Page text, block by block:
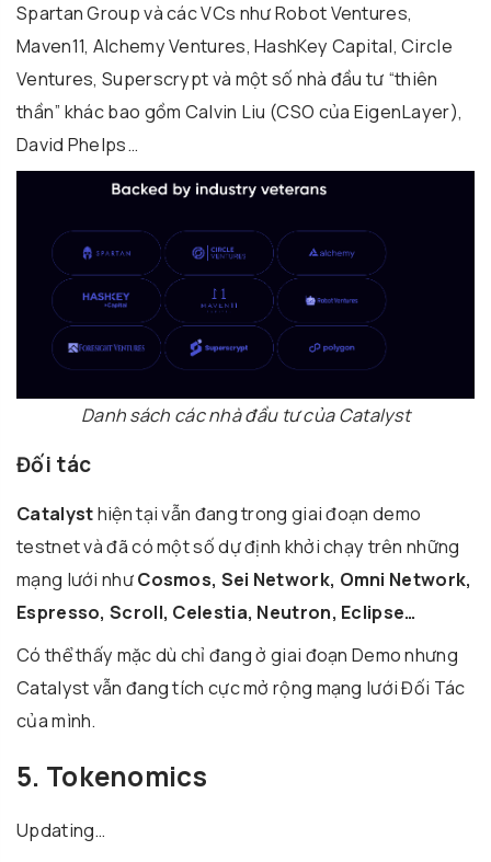
Spartan Group và các VCs như Robot Ventures,
Maven11, Alchemy Ventures, HashKey Capital, Circle
Ventures, Superscrypt và một số nhà đầu tư “thiên
thần” khác bao gồm Calvin Liu (CSO của EigenLayer),
David Phelps…
Danh sách các nhà đầu tư của Catalyst
Đối tác
Catalysthiện tại vẫn đang trong giai đoạn demo
testnet và đã có một số dự định khởi chạy trên những
mạng lưới nhưCosmos, Sei Network, Omni Network,
Espresso, Scroll, Celestia, Neutron, Eclipse…
Có thể thấy mặc dù chỉ đang ở giai đoạn Demo nhưng
Catalyst vẫn đang tích cực mở rộng mạng lưới Đối Tác
của mình.
5. Tokenomics
Updating…